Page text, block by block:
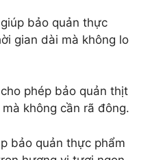
bảo quản thực
gian dài mà không lo
phép bảo quản thịt
không cần rã đông.
bảo quản thực phẩm